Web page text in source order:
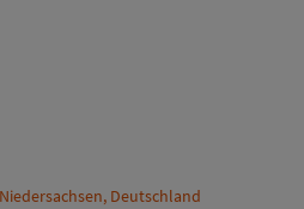
Deutschland